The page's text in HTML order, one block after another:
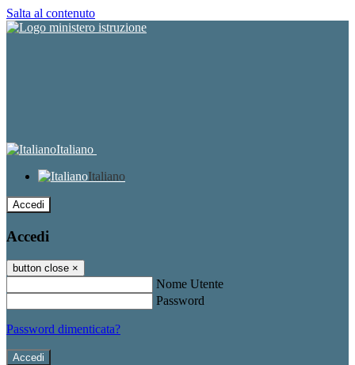
Salta al contenuto
Italiano
Italiano
Accedi
Accedi
button close ×
Nome Utente
Password
Password dimenticata?